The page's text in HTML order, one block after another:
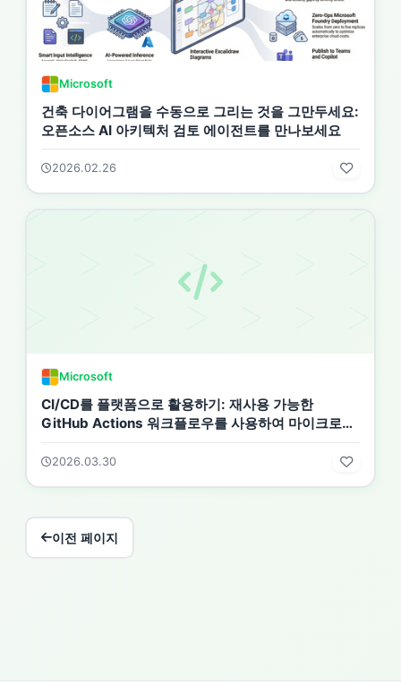
Microsoft
건축 다이어그램을 수동으로 그리는 것을 그만두세요:
오픈소스 AI 아키텍처 검토 에이전트를 만나보세요
2026.02.26
Microsoft
CI/CD를 플랫폼으로 활용하기: 재사용 가능한
GitHub Actions 워크플로우를 사용하여 마이크로서
비스 및 AI 에이전트 배포
2026.03.30
이전 페이지